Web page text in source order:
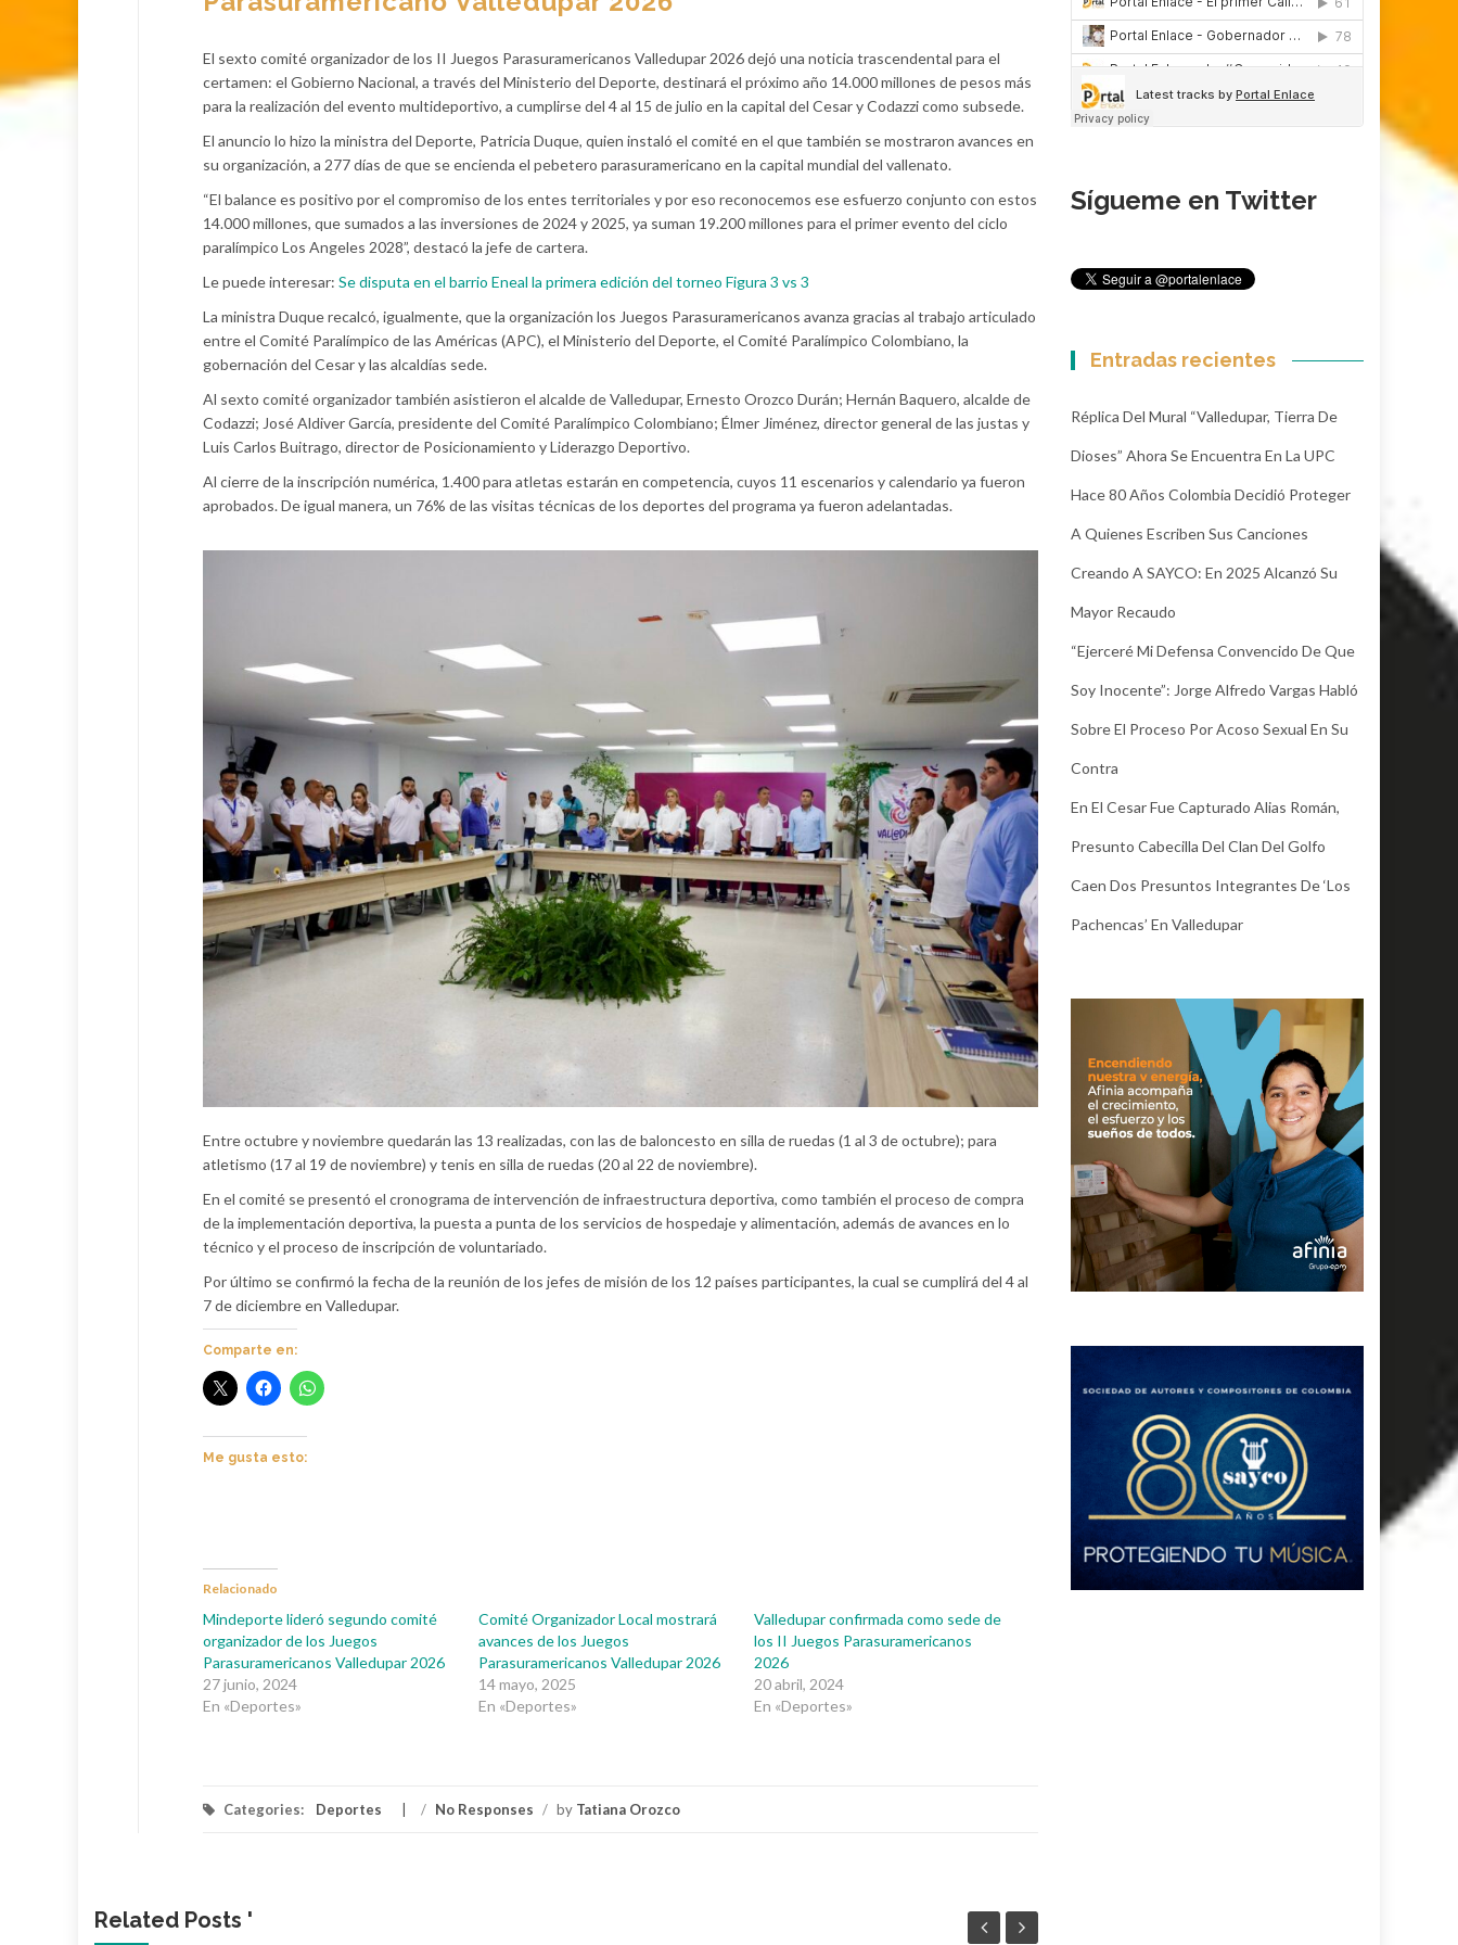
El sexto comité organizador de los II Juegos Parasuramericanos Valledupar 2026 dejó una noticia trascendental para el
certamen: el Gobierno Nacional, a través del Ministerio del Deporte, destinará el próximo año 14.000 millones de pesos más
para la realización del evento multideportivo, a cumplirse del 4 al 15 de julio en la capital del Cesar y Codazzi como subsede.
El anuncio lo hizo la ministra del Deporte, Patricia Duque, quien instaló el comité en el que también se mostraron avances en
su organización, a 277 días de que se encienda el pebetero parasuramericano en la capital mundial del vallenato.
“El balance es positivo por el compromiso de los entes territoriales y por eso reconocemos ese esfuerzo conjunto con estos
14.000 millones, que sumados a las inversiones de 2024 y 2025, ya suman 19.200 millones para el primer evento del ciclo
paralímpico Los Angeles 2028”, destacó la jefe de cartera.
Le puede interesar: Se disputa en el barrio Eneal la primera edición del torneo Figura 3 vs 3
La ministra Duque recalcó, igualmente, que la organización los Juegos Parasuramericanos avanza gracias al trabajo articulado
entre el Comité Paralímpico de las Américas (APC), el Ministerio del Deporte, el Comité Paralímpico Colombiano, la
gobernación del Cesar y las alcaldías sede.
Al sexto comité organizador también asistieron el alcalde de Valledupar, Ernesto Orozco Durán; Hernán Baquero, alcalde de
Codazzi; José Aldiver García, presidente del Comité Paralímpico Colombiano; Élmer Jiménez, director general de las justas y
Luis Carlos Buitrago, director de Posicionamiento y Liderazgo Deportivo.
Al cierre de la inscripción numérica, 1.400 para atletas estarán en competencia, cuyos 11 escenarios y calendario ya fueron
aprobados. De igual manera, un 76% de las visitas técnicas de los deportes del programa ya fueron adelantadas.
Entre octubre y noviembre quedarán las 13 realizadas, con las de baloncesto en silla de ruedas (1 al 3 de octubre); para
atletismo (17 al 19 de noviembre) y tenis en silla de ruedas (20 al 22 de noviembre).
En el comité se presentó el cronograma de intervención de infraestructura deportiva, como también el proceso de compra
de la implementación deportiva, la puesta a punta de los servicios de hospedaje y alimentación, además de avances en lo
técnico y el proceso de inscripción de voluntariado.
Por último se confirmó la fecha de la reunión de los jefes de misión de los 12 países participantes, la cual se cumplirá del 4 al
7 de diciembre en Valledupar.
Comparte en:
Me gusta esto:
Relacionado
Mindeporte lideró segundo comité
organizador de los Juegos
Parasuramericanos Valledupar 2026
27 junio, 2024
En «Deportes»
Comité Organizador Local mostrará
avances de los Juegos
Parasuramericanos Valledupar 2026
14 mayo, 2025
En «Deportes»
Valledupar confirmada como sede de
los II Juegos Parasuramericanos
2026
20 abril, 2024
En «Deportes»
Categories: Deportes / No Responses / by Tatiana Orozco
Related Posts '
Sígueme en Twitter
Entradas recientes
Réplica Del Mural “Valledupar, Tierra De
Dioses” Ahora Se Encuentra En La UPC
Hace 80 Años Colombia Decidió Proteger
A Quienes Escriben Sus Canciones
Creando A SAYCO: En 2025 Alcanzó Su
Mayor Recaudo
“Ejerceré Mi Defensa Convencido De Que
Soy Inocente”: Jorge Alfredo Vargas Habló
Sobre El Proceso Por Acoso Sexual En Su
Contra
En El Cesar Fue Capturado Alias Román,
Presunto Cabecilla Del Clan Del Golfo
Caen Dos Presuntos Integrantes De ‘Los
Pachencas’ En Valledupar